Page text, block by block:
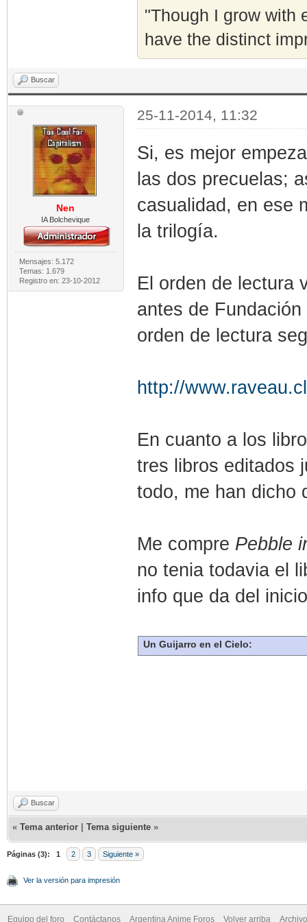
"Though I grow with
have the distinct
Buscar
Nen
IA Bolchevique
Mensajes: 5.172
Temas: 1.679
Registro en: 23-10-2012
25-11-2014, 11:32
Si, es mejor
las dos precuelas;
casualidad, en ese
la trilogía.
El orden de lectura
antes de
orden de lectura
http://
En cuanto a los
tres libros editados
todo, me han dicho
Me compre Pebble
no tenia todavia el
info que da del
Un Guijarro en el Cielo:
Buscar
« Tema anterior Tema siguiente »
Páginas (3): 1 2 3 Siguiente »
Ver la versión para impresión
Equipo del foro Contáctanos Argentina Anime Foros Volver arriba